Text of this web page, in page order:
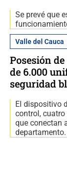
Se prevé que
Valle del Cauca
Posesión
de 6.000
seguridad
El dispositivo
control,
que conectan
departamento.